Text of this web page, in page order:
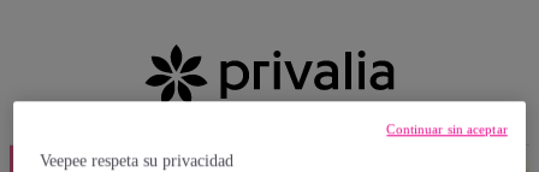
Veepee respeta su privacidad
Continuar sin aceptar